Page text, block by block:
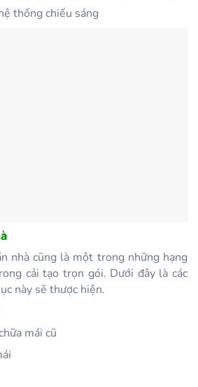
thống chiếu sáng
nhà cũng là một trong những hạng
cải tạo trọn gói. Dưới đây là các
này sẽ thược hiện.
mái cũ